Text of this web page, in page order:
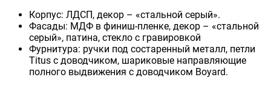
Корпус: ЛДСП, декор – «стальной серый».
Фасады: МДФ в финиш-пленке, декор – «стальной
серый», патина, стекло с гравировкой
Фурнитура: ручки под состаренный металл, петли
Titus с доводчиком, шариковые направляющие
полного выдвижения с доводчиком Boyard.